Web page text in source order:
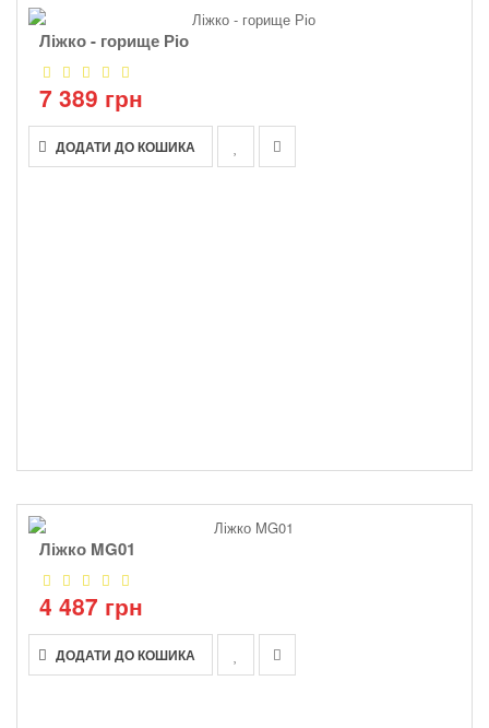
Ліжко - горище Ріо
7 389 грн
ДОДАТИ ДО КОШИКА
Ліжко MG01
4 487 грн
ДОДАТИ ДО КОШИКА